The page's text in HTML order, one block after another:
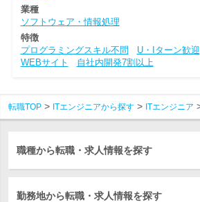
業種
ソフトウェア・情報処理
特徴
プログラミングスキル不問
U・Iターン歓迎
WEBサイト
自社内開発7割以上
転職TOP ITエンジニアから探す ITエンジニア
職種から転職・求人情報を探す
勤務地から転職・求人情報を探す